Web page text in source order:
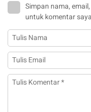
Simpan nama,
untuk komentar